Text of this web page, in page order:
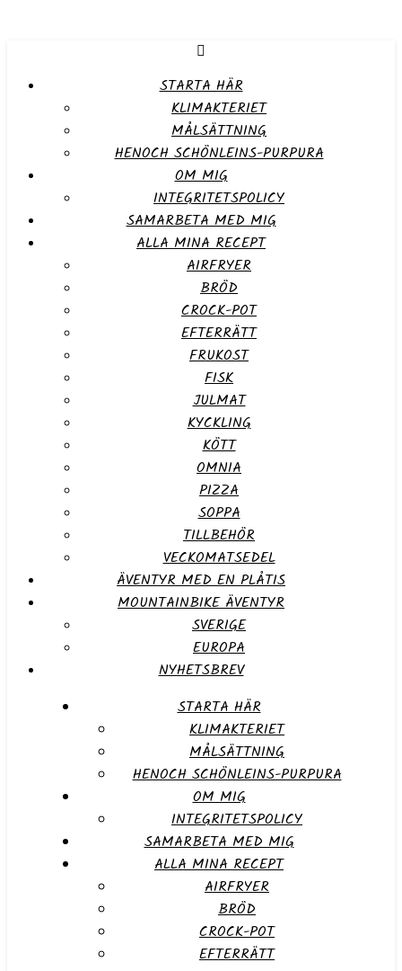
STARTA HÄR
KLIMAKTERIET
MÅLSÄTTNING
HENOCH SCHÖNLEINS-PURPURA
OM MIG
INTEGRITETSPOLICY
SAMARBETA MED MIG
ALLA MINA RECEPT
AIRFRYER
BRÖD
CROCK-POT
EFTERRÄTT
FRUKOST
FISK
JULMAT
KYCKLING
KÖTT
OMNIA
PIZZA
SOPPA
TILLBEHÖR
VECKOMATSEDEL
ÄVENTYR MED EN PLÅTIS
MOUNTAINBIKE ÄVENTYR
SVERIGE
EUROPA
NYHETSBREV
STARTA HÄR
KLIMAKTERIET
MÅLSÄTTNING
HENOCH SCHÖNLEINS-PURPURA
OM MIG
INTEGRITETSPOLICY
SAMARBETA MED MIG
ALLA MINA RECEPT
AIRFRYER
BRÖD
CROCK-POT
EFTERRÄTT